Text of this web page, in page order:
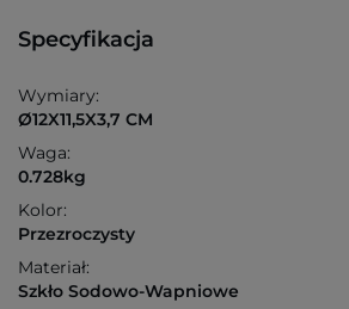
Specyfikacja
Wymiary:
Ø12X11,5X3,7 CM
Waga:
0.728kg
Kolor:
Przezroczysty
Materiał:
Szkło Sodowo-Wapniowe